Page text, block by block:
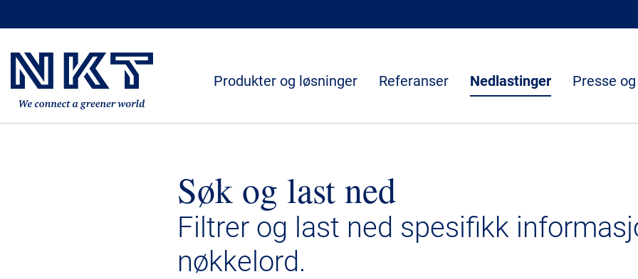
Produkter og løsninger Referanser Nedlastinger Presse
Søk og last ned
Filtrer og last ned spesifikk
nøkkelord.